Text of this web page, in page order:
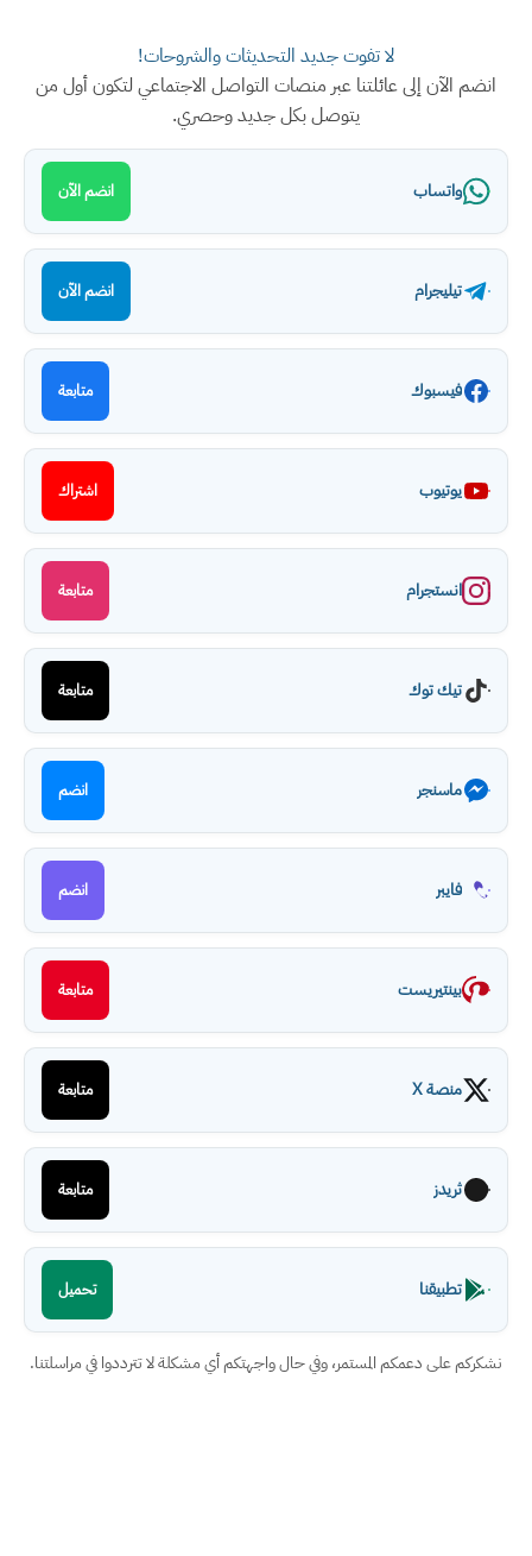
لا تفوت جديد التحديثات والشروحات!
انضم الآن إلى عائلتنا عبر منصات التواصل الاجتماعي لتكون أول من
يتوصل بكل جديد وحصري.
واتساب انضم الآن
تيليجرام انضم الآن
فيسبوك متابعة
يوتيوب اشتراك
انستجرام متابعة
تيك توك متابعة
ماسنجر انضم
فايبر انضم
بينتيريست متابعة
منصة X متابعة
ثريدز متابعة
تطبيقنا تحميل
نشكركم على دعمكم المستمر، وفي حال واجهتكم أي مشكلة لا تترددوا في مراسلتنا.